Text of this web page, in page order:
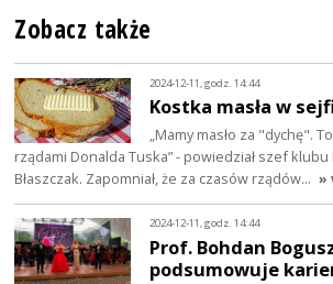
Zobacz także
2024-12-11, godz. 14:44
Kostka masła w
„Mamy masło za "dychę".
rządami Donalda Tuska” - powiedział szef klubu
Błaszczak. Zapomniał, że za czasów rządów… »
2024-12-11, godz. 14:44
Prof. Bohdan
podsumowuje